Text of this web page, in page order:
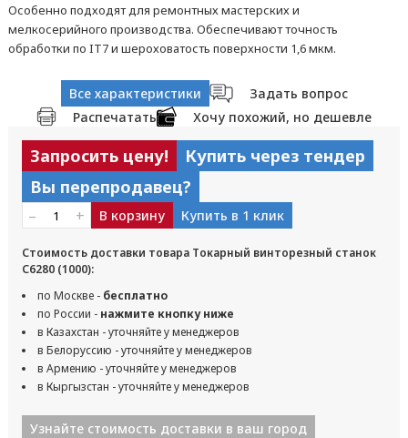
Особенно подходят для ремонтных мастерских и
мелкосерийного производства. Обеспечивают точность
обработки по IT7 и шероховатость поверхности 1,6 мкм.
Все характеристики
Задать вопрос
Распечатать
Хочу похожий, но дешевле
Запросить цену!
Купить через тендер
Вы перепродавец?
– + В корзину Купить в 1 клик
Стоимость доставки товара Токарный винторезный станок
С6280 (1000):
по Москве - бесплатно
по России - нажмите кнопку ниже
в Казахстан - уточняйте у менеджеров
в Белоруссию - уточняйте у менеджеров
в Армению - уточняйте у менеджеров
в Кыргызстан - уточняйте у менеджеров
Узнайте стоимость доставки в ваш город